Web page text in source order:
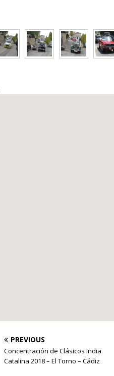
PREVIOUS
Concentración de Clásicos India
Catalina 2018 – El Torno – Cádiz